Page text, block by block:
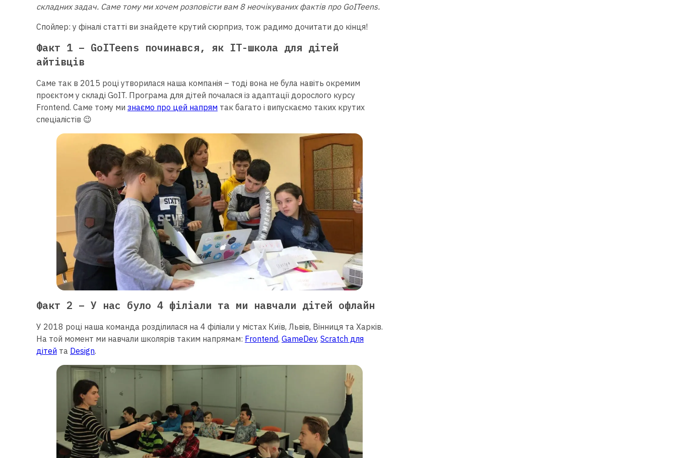
складних задач. Саме тому ми хочем розповісти вам 8 неочікуваних фактів про GoITeens.
Спойлер: у фіналі статті ви знайдете крутий сюрприз, тож радимо дочитати до кінця!
Факт 1 – GoITeens починався, як ІТ-школа для дітей
айтівців
Саме так в 2015 році утворилася наша компанія – тоді вона не була навіть окремим
проєктом у складі GoIT. Програма для дітей почалася із адаптації дорослого курсу
Frontend. Саме тому ми знаємо про цей напрям так багато і випускаємо таких крутих
спеціалістів 😉
Факт 2 – У нас було 4 філіали та ми навчали дітей офлайн
У 2018 році наша команда розділилася на 4 філіали у містах Київ, Львів, Вінниця та Харків.
На той момент ми навчали школярів таким напрямам: Frontend, GameDev, Scratch для
дітей та Design.